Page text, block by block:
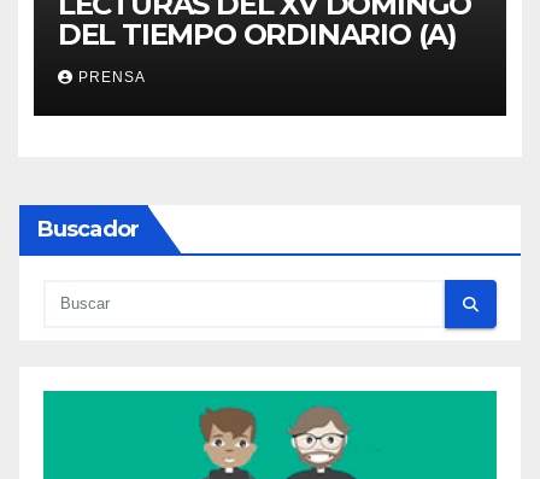
DEL TIEMPO ORDINARIO (A)
PRENSA
Buscador